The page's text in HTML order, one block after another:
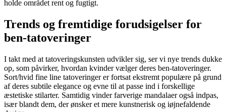
holde området rent og fugtigt.
Trends og fremtidige forudsigelser for
ben-tatoveringer
I takt med at tatoveringskunsten udvikler sig, ser vi nye trends dukke
op, som påvirker, hvordan kvinder vælger deres ben-tatoveringer.
Sort/hvid fine line tatoveringer er fortsat ekstremt populære på grund
af deres subtile elegance og evne til at passe ind i forskellige
æstetiske stilarter. Samtidig vinder farverige mandalaer også indpas,
især blandt dem, der ønsker et mere kunstnerisk og iøjnefaldende